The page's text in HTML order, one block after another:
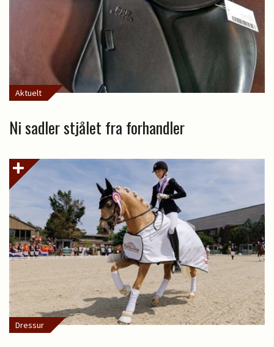
Aktuelt
Ni sadler stjålet fra forhandler
Dressur